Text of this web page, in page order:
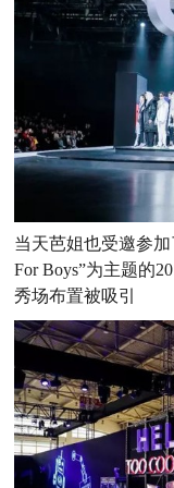
当天芭姐也受邀参
For Boys”为主题的
秀场布置被吸引